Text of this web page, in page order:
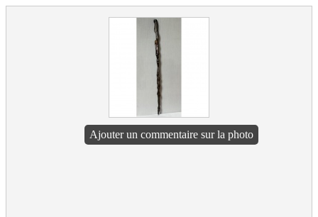
Ajouter un commentaire sur la photo